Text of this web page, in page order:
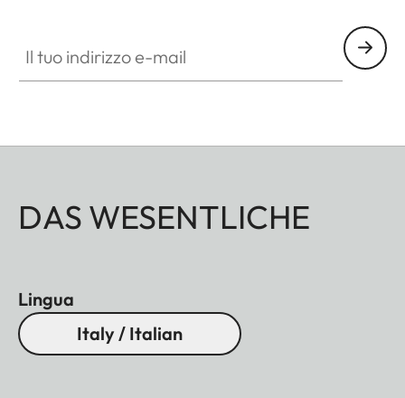
DAS WESENTLICHE
Lingua
Italy / Italian